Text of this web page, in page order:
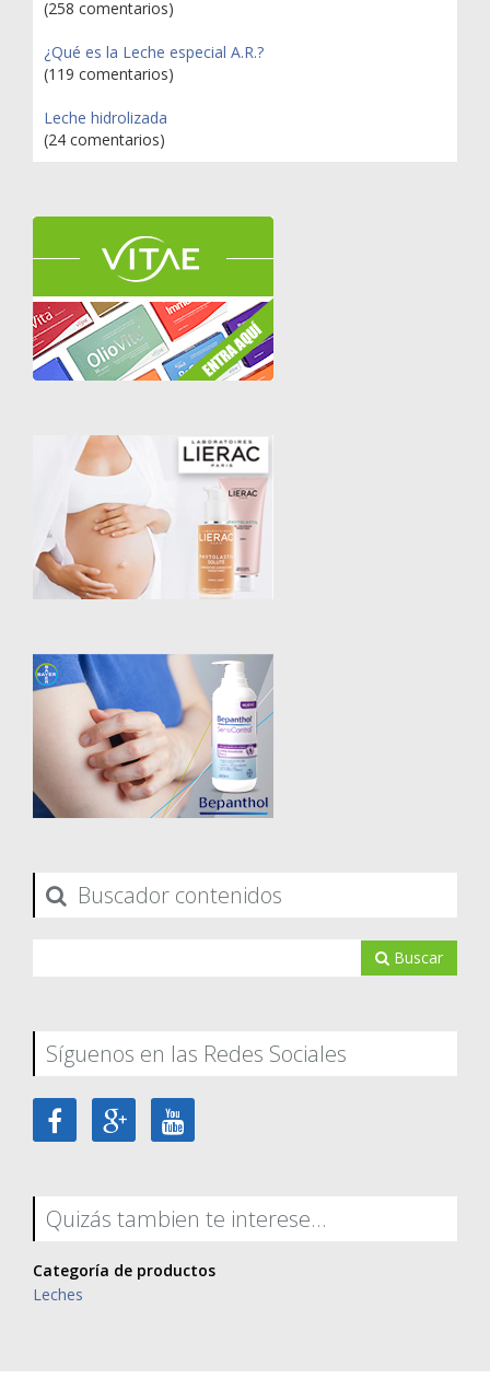
(258 comentarios)
¿Qué es la Leche especial A.R.?
(119 comentarios)
Leche hidrolizada
(24 comentarios)
Buscador contenidos
Buscar
Síguenos en las Redes Sociales
Quizás tambien te interese...
Categoría de productos
Leches